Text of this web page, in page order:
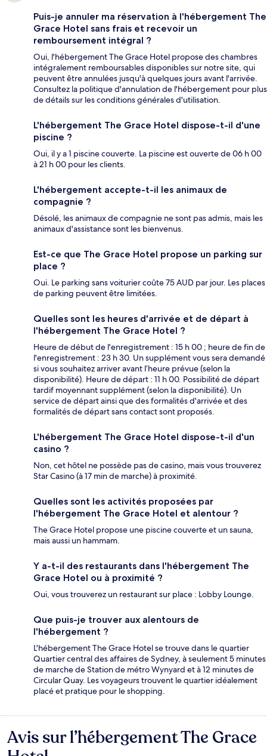
Puis-je annuler ma réservation à l'hébergement The
Grace Hotel sans frais et recevoir un
remboursement intégral ?
Oui, l'hébergement The Grace Hotel propose des chambres
intégralement remboursables disponibles sur notre site, qui
peuvent être annulées jusqu'à quelques jours avant l'arrivée.
Consultez la politique d'annulation de l'hébergement pour plus
de détails sur les conditions générales d'utilisation.
L'hébergement The Grace Hotel dispose-t-il d'une
piscine ?
Oui, il y a 1 piscine couverte. La piscine est ouverte de 06 h 00
à 21 h 00 pour les clients.
L'hébergement accepte-t-il les animaux de
compagnie ?
Désolé, les animaux de compagnie ne sont pas admis, mais les
animaux d'assistance sont les bienvenus.
Est-ce que The Grace Hotel propose un parking sur
place ?
Oui. Le parking sans voiturier coûte 75 AUD par jour. Les places
de parking peuvent être limitées.
Quelles sont les heures d'arrivée et de départ à
l'hébergement The Grace Hotel ?
Heure de début de l'enregistrement : 15 h 00 ; heure de fin de
l'enregistrement : 23 h 30. Un supplément vous sera demandé
si vous souhaitez arriver avant l’heure prévue (selon la
disponibilité). Heure de départ : 11 h 00. Possibilité de départ
tardif moyennant supplément (selon la disponibilité). Un
service de départ ainsi que des formalités d'arrivée et des
formalités de départ sans contact sont proposés.
L'hébergement The Grace Hotel dispose-t-il d'un
casino ?
Non, cet hôtel ne possède pas de casino, mais vous trouverez
Star Casino (à 17 min de marche) à proximité.
Quelles sont les activités proposées par
l'hébergement The Grace Hotel et alentour ?
The Grace Hotel propose une piscine couverte et un sauna,
mais aussi un hammam.
Y a-t-il des restaurants dans l'hébergement The
Grace Hotel ou à proximité ?
Oui, vous trouverez un restaurant sur place : Lobby Lounge.
Que puis-je trouver aux alentours de
l'hébergement ?
L'hébergement The Grace Hotel se trouve dans le quartier
Quartier central des affaires de Sydney, à seulement 5 minutes
de marche de Station de métro Wynyard et à 12 minutes de
Circular Quay. Les voyageurs trouvent le quartier idéalement
placé et pratique pour le shopping.
Avis
Avis sur l’hébergement The Grace